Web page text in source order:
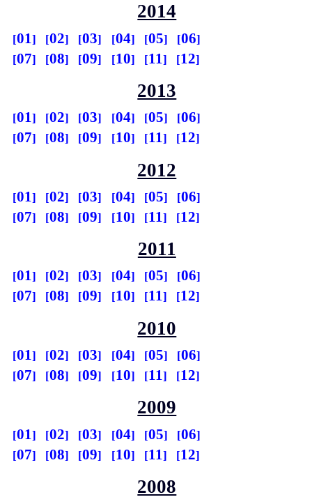
2014
01 02 03 04 05
06
07
08 09 10 11 12
2013
01 02 03 04 05
06
07
08 09 10 11 12
2012
01 02 03 04 05
06
07
08 09 10 11 12
2011
01 02 03 04 05
06
07
08 09 10 11 12
2010
01 02 03 04 05
06
07
08 09 10 11 12
2009
01 02 03 04 05
06
07
08 09 10 11 12
2008